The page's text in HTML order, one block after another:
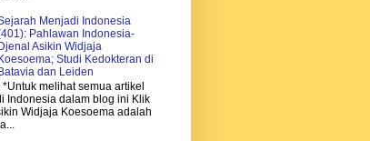
Menjadi Indonesia
Pahlawan Indonesia-
Asikin Widjaja
Studi Kedokteran di
dan Leiden
*Untuk melihat semua artikel
Indonesia dalam blog ini Klik
Widjaja Koesoema adalah